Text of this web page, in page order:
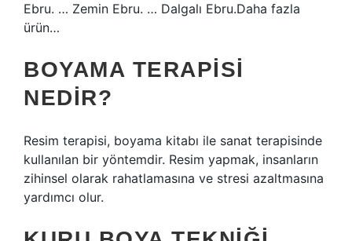
Ebru. … Zemin Ebru. … Dalgalı Ebru.Daha fazla
ürün…
BOYAMA TERAPISI
NEDIR?
Resim terapisi, boyama kitabı ile sanat terapisinde
kullanılan bir yöntemdir. Resim yapmak, insanların
zihinsel olarak rahatlamasına ve stresi azaltmasına
yardımcı olur.